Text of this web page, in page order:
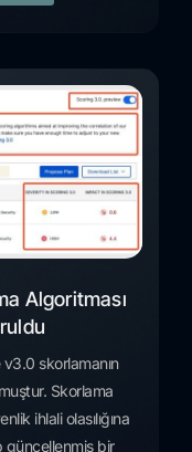
Algoritması
skorlamanın
Skorlama
ihlali olasılığına
güncellenmiş bir